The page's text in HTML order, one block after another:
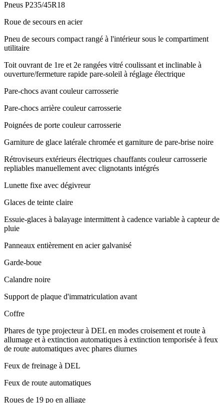
Pneus P235/45R18
Roue de secours en acier
Pneu de secours compact rangé à l'intérieur sous le compartiment
utilitaire
Toit ouvrant de 1re et 2e rangées vitré coulissant et inclinable à
ouverture/fermeture rapide pare-soleil à réglage électrique
Pare-chocs avant couleur carrosserie
Pare-chocs arrière couleur carrosserie
Poignées de porte couleur carrosserie
Garniture de glace latérale chromée et garniture de pare-brise noire
Rétroviseurs extérieurs électriques chauffants couleur carrosserie
repliables manuellement avec clignotants intégrés
Lunette fixe avec dégivreur
Glaces de teinte claire
Essuie-glaces à balayage intermittent à cadence variable à capteur de
pluie
Panneaux entièrement en acier galvanisé
Garde-boue
Calandre noire
Support de plaque d'immatriculation avant
Coffre
Phares de type projecteur à DEL en modes croisement et route à
allumage et à extinction automatiques à extinction temporisée à feux
de route automatiques avec phares diurnes
Feux de freinage à DEL
Feux de route automatiques
Roues de 19 po en alliage